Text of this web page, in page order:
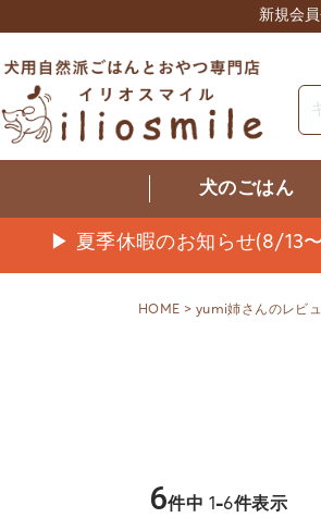
新規会
犬のごはん
▶ 夏季休暇のお知らせ(8/13
HOME yumi姉さんのレビ
6件中 1-6件表示